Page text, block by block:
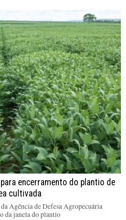
encerramento do plantio de
cultivada
Agência de Defesa Agropecuária
da janela do plantio